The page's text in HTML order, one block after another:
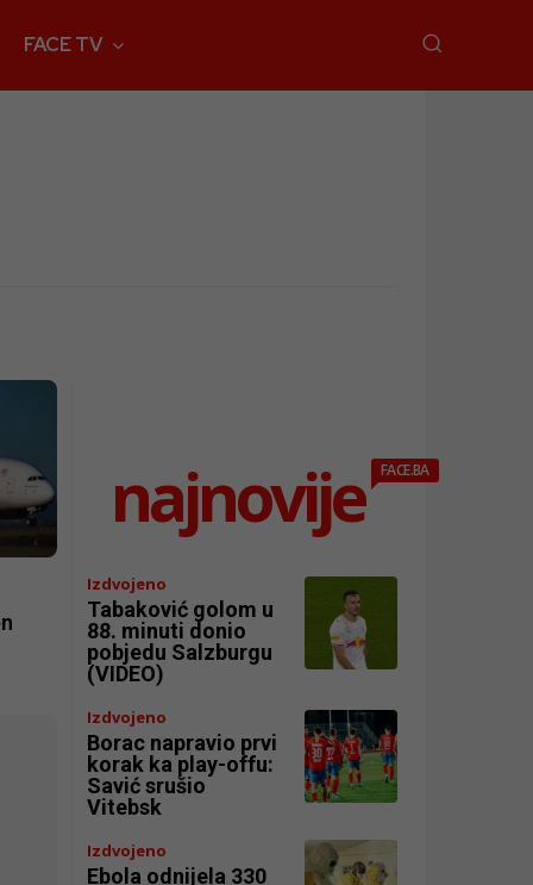
FACE TV
najnovije FACE.BA
Izdvojeno
Tabaković golom u
88. minuti donio
pobjedu Salzburgu
(VIDEO)
Izdvojeno
Borac napravio prvi
korak ka play-offu:
Savić srušio
Vitebsk
Izdvojeno
Ebola odnijela 330